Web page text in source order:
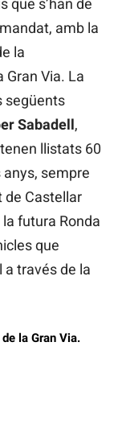
que s’han de
amb la
la
Via. La
següents
Sabadell,
llistats 60
sempre
de Castellar
futura Ronda
que
a través de la
la Gran Via.